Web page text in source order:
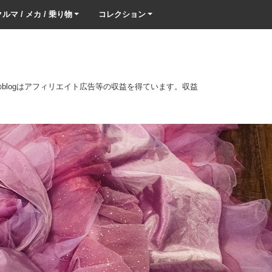
ルマ / メカ / 乗り物 コレクション
はアフィリエイト広告等の収益を得ています。収益